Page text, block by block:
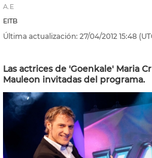
A.E
EITB
Última actualización: 27/04/2012 15:48
Las actrices de 'Goenkale' Maria
Mauleon invitadas del programa.